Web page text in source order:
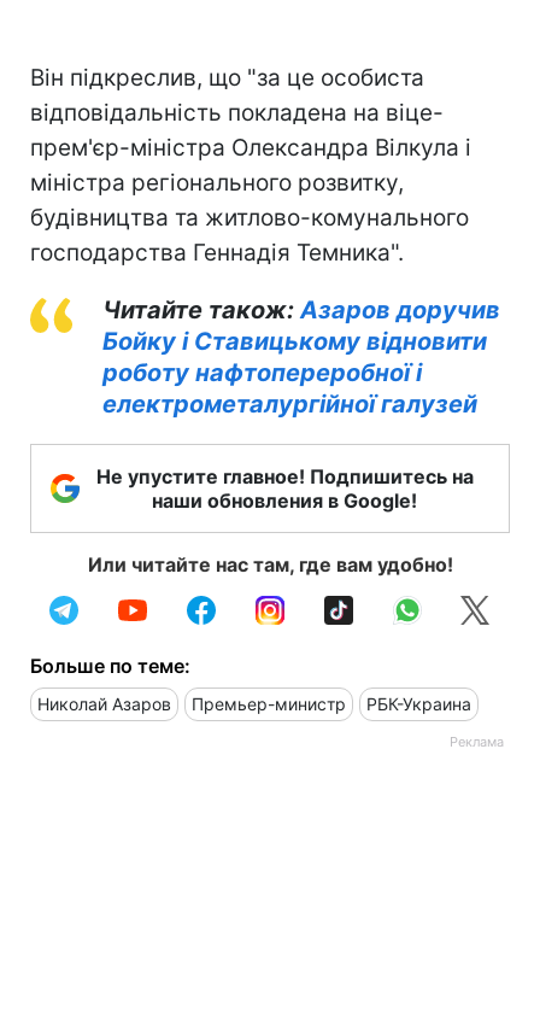
Він підкреслив, що "за це особиста
відповідальність покладена на віце-
прем'єр-міністра Олександра Вілкула і
міністра регіонального розвитку,
будівництва та житлово-комунального
господарства Геннадія Темника".
Читайте також:Азаров доручив
Бойку і Ставицькому відновити
роботу нафтопереробної і
електрометалургійної галузей
Не упустите главное! Подпишитесь на
наши обновления в Google!
Или читайте нас там, где вам удобно!
Больше по теме:
Николай Азаров Премьер-министр РБК-Украина